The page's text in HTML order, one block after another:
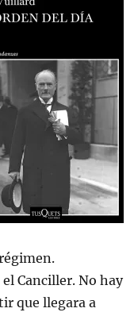
Canciller. No hay
que llegara a